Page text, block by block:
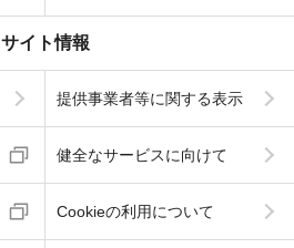
サイト情報
提供事業者等に関する表示
健全なサービスに向けて
Cookieの利用について